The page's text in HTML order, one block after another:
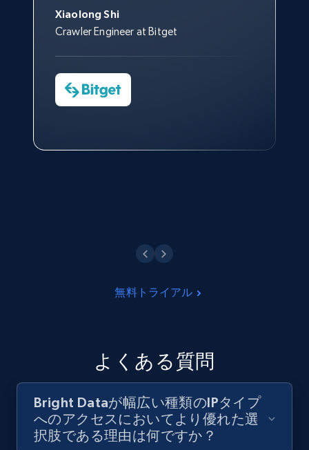
Xiaolong Shi
Crawler Engineer at Bitget
トなしでは急成長を遂げること
はできなかったでしょう。
Data Science Specialist
Sarah Melville
Media Director at YouGov Sport
サポートおよび開発スタッフの
おかげで、多くのプロセスを最
Charmagne Cruz
Head of Reporting & Analytics, Business
今すぐ観る
Yorgos Panzaris
CTO at Convert Group
す。
Cheddi Rai
CEO at AdRetreaver
無料トライアル
よくある質問
Bright Dataが幅広い種類のIPタイプ
へのアクセスにおいてより優れた選
択肢である理由は何ですか？